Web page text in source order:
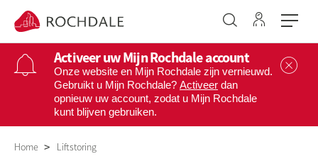
Naar hoofdinhoud
Naar hoofdnavigatiemenu
Naar zoeken
Naar de homepage Ga naar
Activeer uw Mijn Rochdale account
Onze website en Mijn Rochdale zijn vernieuwd.
Gebruikt u Mijn Rochdale? Activeer dan
opnieuw uw account, zodat u Mijn Rochdale
kunt blijven gebruiken.
Home Liftstoring